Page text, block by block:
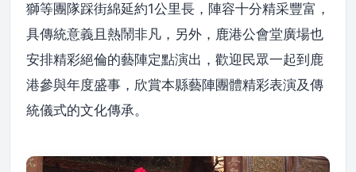
獅等團隊踩街綿延約1公里長，陣容十分精采豐富，
具傳統意義且熱鬧非凡，另外，鹿港公會堂廣場也
安排精彩絕倫的藝陣定點演出，歡迎民眾一起到鹿
港參與年度盛事，欣賞本縣藝陣團體精彩表演及傳
統儀式的文化傳承。